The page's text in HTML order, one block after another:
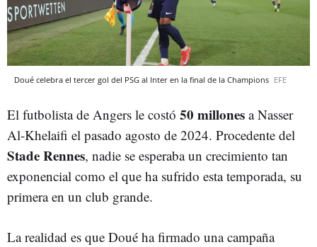
Doué celebra el tercer gol del PSG al Inter en la final de la Champions EFE
El futbolista de Angers le costó 50 millones a Nasser
Al-Khelaifi el pasado agosto de 2024. Procedente del
Stade Rennes, nadie se esperaba un crecimiento tan
exponencial como el que ha sufrido esta temporada, su
primera en un club grande.
La realidad es que Doué ha firmado una campaña